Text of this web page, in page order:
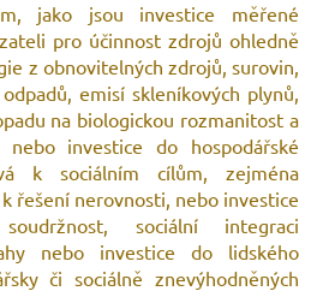
jako jsou investice měřené
pro účinnost zdrojů ohledně
z obnovitelných zdrojů, surovin,
emisí skleníkových plynů,
na biologickou rozmanitost a
nebo investice do hospodářské
k sociálním cílům, zejména
řešení nerovnosti, nebo investice
sociální integraci
nebo investice do lidského
či sociálně znevýhodněných